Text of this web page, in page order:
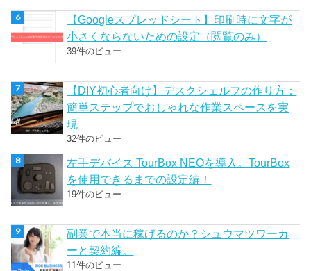
【Googleスプレッドシート】印刷時に文字が
小さくならないための設定（閲覧のみ）
39件のビュー
【DIY初心者向け】デスクシェルフの作り方：
簡単ステップでおしゃれな作業スペースを実
現
32件のビュー
左手デバイス TourBox NEOを導入。TourBox
を使用できるまでの設定編！
19件のビュー
副業で本当に稼げるのか？シュウマツワーカ
ーと契約編。
11件のビュー